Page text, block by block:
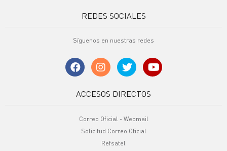
REDES SOCIALES
Síguenos en nuestras redes
ACCESOS DIRECTOS
Correo Oficial - Webmail
Solicitud Correo Oficial
Refsatel